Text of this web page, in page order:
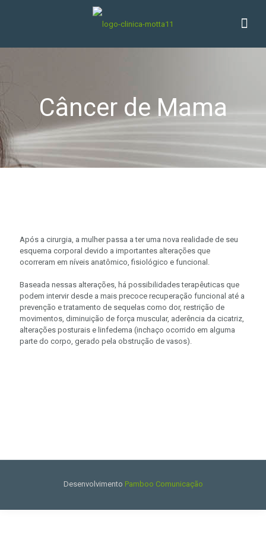
Câncer de Mama
Após a cirurgia, a mulher passa a ter uma nova realidade de seu
esquema corporal devido a importantes alterações que
ocorreram em níveis anatômico, fisiológico e funcional.
Baseada nessas alterações, há possibilidades terapêuticas que
podem intervir desde a mais precoce recuperação funcional até a
prevenção e tratamento de sequelas como dor, restrição de
movimentos, diminuição de força muscular, aderência da cicatriz,
alterações posturais e linfedema (inchaço ocorrido em alguma
parte do corpo, gerado pela obstrução de vasos).
Desenvolvimento Pamboo Comunicação